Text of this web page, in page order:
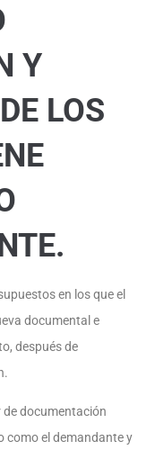
Y
LOS
en los que el
documental e
después de
documentación
como el demandante y